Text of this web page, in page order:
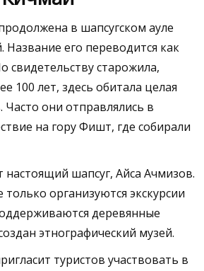
в шапсугском ауле
его переводится как
свидетельству старожила,
100 лет, здесь обитала целая
Часто они отправлялись в
на гору Фишт, где собирали
настоящий шапсуг, Айса Ачмизов.
только организуются экскурсии
деревянные
этнографический музей.
туристов участвовать в